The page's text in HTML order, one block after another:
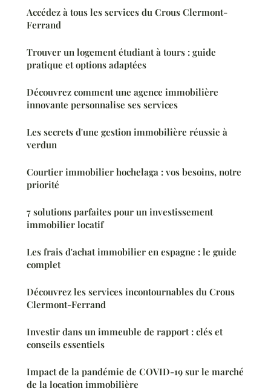
Accédez à tous les services du Crous Clermont-
Ferrand
Trouver un logement étudiant à tours : guide
pratique et options adaptées
Découvrez comment une agence immobilière
innovante personnalise ses services
Les secrets d'une gestion immobilière réussie à
verdun
Courtier immobilier hochelaga : vos besoins, notre
priorité
7 solutions parfaites pour un investissement
immobilier locatif
Les frais d'achat immobilier en espagne : le guide
complet
Découvrez les services incontournables du Crous
Clermont-Ferrand
Investir dans un immeuble de rapport : clés et
conseils essentiels
Impact de la pandémie de COVID-19 sur le marché
de la location immobilière